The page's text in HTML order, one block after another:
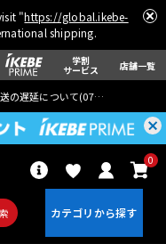
"https://global.ikebe-
shipping.
学割
サービス 店舗一覧
の遅延について(07月29日
0